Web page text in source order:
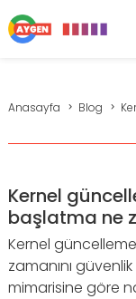
Anasayfa Blog
Kernel
başlatma ne
Kernel
zamanını
mimarisine göre